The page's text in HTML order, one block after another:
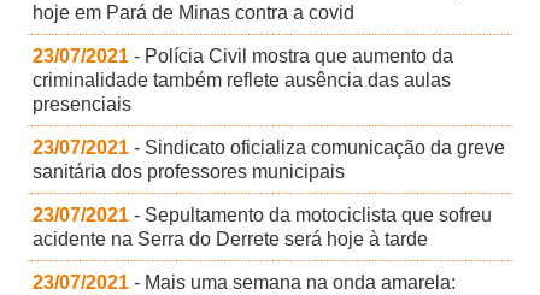
hoje em Pará de Minas contra a covid
23/07/2021 - Polícia Civil mostra que aumento da
criminalidade também reflete ausência das aulas
presenciais
23/07/2021 - Sindicato oficializa comunicação da greve
sanitária dos professores municipais
23/07/2021 - Sepultamento da motociclista que sofreu
acidente na Serra do Derrete será hoje à tarde
23/07/2021 - Mais uma semana na onda amarela: